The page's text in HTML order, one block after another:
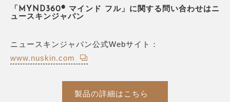
「MYND360® マインド フル」に関する問い合わせはニ
ュースキンジャパン
ニュースキンジャパン公式Webサイト：
www.nuskin.com
製品の詳細はこちら